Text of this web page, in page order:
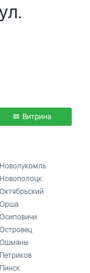
Витрина
Новолукомль
Новополоцк
Октябрьский
Орша
Осиповичи
Островец
Ошмяны
Петриков
Пинск